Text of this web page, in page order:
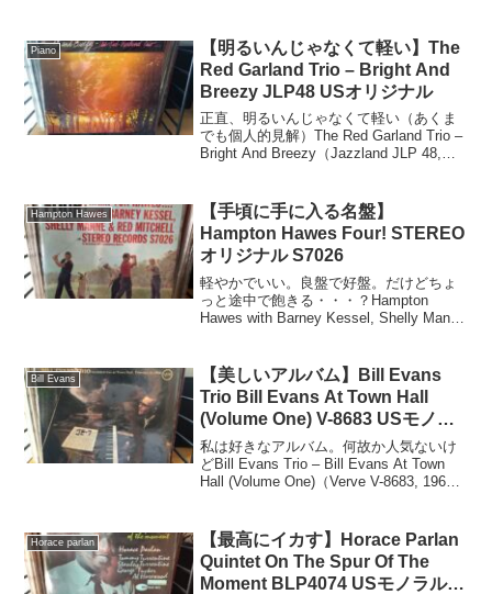
31...
Piano
【明るいんじゃなくて軽い】The
Red Garland Trio – Bright And
Breezy JLP48 USオリジナル
正直、明るいんじゃなくて軽い（あくま
でも個人的見解）The Red Garland Trio –
Bright And Breezy（Jazzland JLP 48,
Hampton Hawes
【手頃に手に入る名盤】
Hampton Hawes Four! STEREO
オリジナル S7026
軽やかでいい。良盤で好盤。だけどちょ
っと途中で飽きる・・・？Hampton
Hawes with Barney Kessel, Shelly Manne
Bill Evans
【美しいアルバム】Bill Evans
Trio Bill Evans At Town Hall
(Volume One) V-8683 USモノラ
ル黄ラベル・プロモ
私は好きなアルバム。何故か人気ないけ
どBill Evans Trio – Bill Evans At Town
Hall (Volume One)（Verve V-8683, 1967
Horace parlan
【最高にイカす】Horace Parlan
Quintet On The Spur Of The
Moment BLP4074 USモノラル